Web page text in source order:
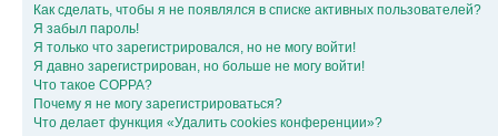
Как сделать, чтобы я не появлялся в списке активных пользователей?
Я забыл пароль!
Я только что зарегистрировался, но не могу войти!
Я давно зарегистрирован, но больше не могу войти!
Что такое COPPA?
Почему я не могу зарегистрироваться?
Что делает функция «Удалить cookies конференции»?